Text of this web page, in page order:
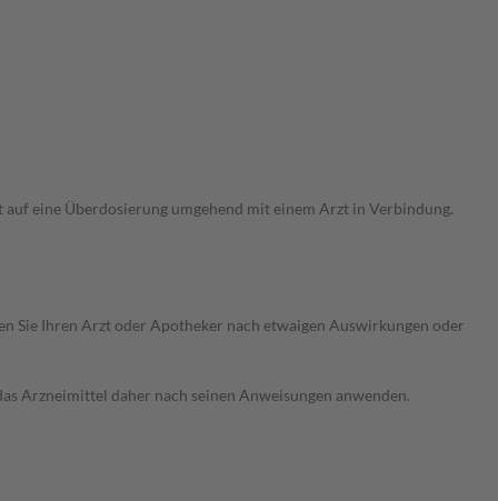
eine Überdosierung umgehend mit einem Arzt in Verbindung.
Sie Ihren Arzt oder Apotheker nach etwaigen Auswirkungen oder
Arzneimittel daher nach seinen Anweisungen anwenden.